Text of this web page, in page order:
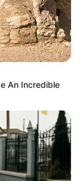
An Incredible